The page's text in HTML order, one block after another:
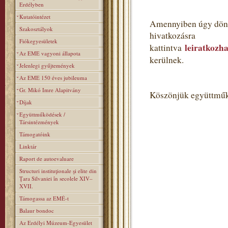
Erdélyben
Kutatóintézet
Szakosztályok
Fiókegyesületek
Az EME vagyoni állapota
Jelenlegi gyűjtemények
Az EME 150 éves jubileuma
Gr. Mikó Imre Alapitvány
Díjak
Együttműködések /
Társintézmények
Támogatóink
Linktár
Raport de autoevaluare
Structuri instituţionale şi elite din
Ţara Silvaniei în secolele XIV–
XVII.
Támogassa az EMÉ-t
Balaur bondoc
Az Erdélyi Múzeum-Egyesület
Amennyiben úgy
hivatkozásra
kattintva
kerülnek.
Köszönjük